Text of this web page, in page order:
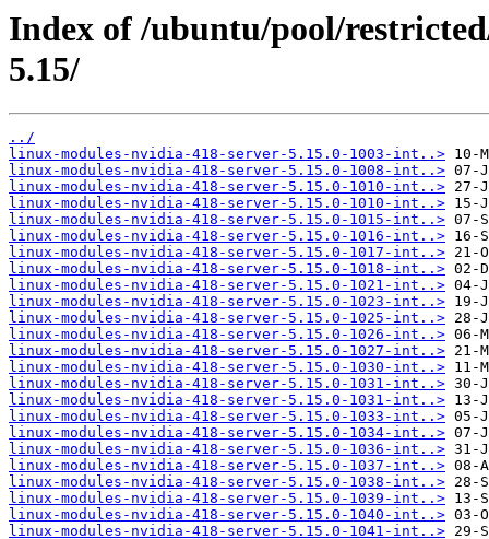
Index of /ubuntu/pool/
5.15/
../
linux-modules-nvidia-418-server-5.15.0-1003-int..>
linux-modules-nvidia-418-server-5.15.0-1008-int..>
linux-modules-nvidia-418-server-5.15.0-1010-int..>
linux-modules-nvidia-418-server-5.15.0-1010-int..>
linux-modules-nvidia-418-server-5.15.0-1015-int..>
linux-modules-nvidia-418-server-5.15.0-1016-int..>
linux-modules-nvidia-418-server-5.15.0-1017-int..>
linux-modules-nvidia-418-server-5.15.0-1018-int..>
linux-modules-nvidia-418-server-5.15.0-1021-int..>
linux-modules-nvidia-418-server-5.15.0-1023-int..>
linux-modules-nvidia-418-server-5.15.0-1025-int..>
linux-modules-nvidia-418-server-5.15.0-1026-int..>
linux-modules-nvidia-418-server-5.15.0-1027-int..>
linux-modules-nvidia-418-server-5.15.0-1030-int..>
linux-modules-nvidia-418-server-5.15.0-1031-int..>
linux-modules-nvidia-418-server-5.15.0-1031-int..>
linux-modules-nvidia-418-server-5.15.0-1033-int..>
linux-modules-nvidia-418-server-5.15.0-1034-int..>
linux-modules-nvidia-418-server-5.15.0-1036-int..>
linux-modules-nvidia-418-server-5.15.0-1037-int..>
linux-modules-nvidia-418-server-5.15.0-1038-int..>
linux-modules-nvidia-418-server-5.15.0-1039-int..>
linux-modules-nvidia-418-server-5.15.0-1040-int..>
linux-modules-nvidia-418-server-5.15.0-1041-int..>